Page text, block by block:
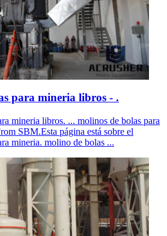
para mineria libros - .
mineria libros. ... molinos de bolas para
SBM.Esta página está sobre el
mineria. molino de bolas ...